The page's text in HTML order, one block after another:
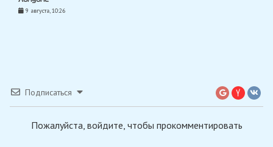
9 августа, 10:26
Подписаться
Пожалуйста, войдите, чтобы прокомментировать